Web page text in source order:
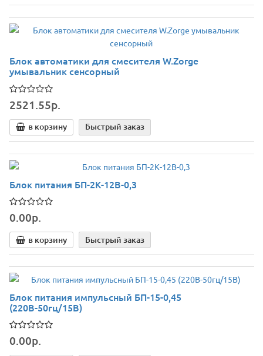
Блок автоматики для смесителя W.Zorge
умывальник сенсорный
2521.55р.
в корзину Быстрый заказ
Блок питания БП-2К-12В-0,3
0.00р.
в корзину Быстрый заказ
Блок питания импульсный БП-15-0,45
(220В-50гц/15В)
0.00р.